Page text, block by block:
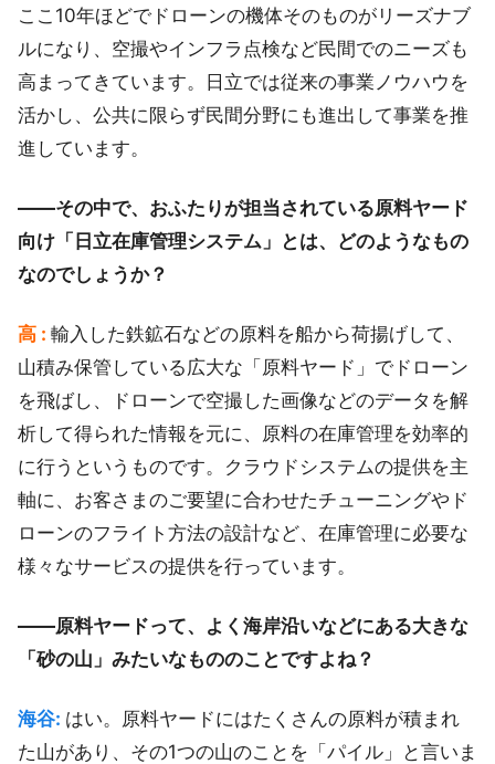
ここ10年ほどでドローンの機体そのものがリーズナブ
ルになり、空撮やインフラ点検など民間でのニーズも
高まってきています。日立では従来の事業ノウハウを
活かし、公共に限らず民間分野にも進出して事業を推
進しています。
――その中で、おふたりが担当されている原料ヤード
向け「日立在庫管理システム」とは、どのようなもの
なのでしょうか？
高 : 輸入した鉄鉱石などの原料を船から荷揚げして、
山積み保管している広大な「原料ヤード」でドローン
を飛ばし、ドローンで空撮した画像などのデータを解
析して得られた情報を元に、原料の在庫管理を効率的
に行うというものです。クラウドシステムの提供を主
軸に、お客さまのご要望に合わせたチューニングやド
ローンのフライト方法の設計など、在庫管理に必要な
様々なサービスの提供を行っています。
――原料ヤードって、よく海岸沿いなどにある大きな
「砂の山」みたいなもののことですよね？
海谷: はい。原料ヤードにはたくさんの原料が積まれ
た山があり、その1つの山のことを「パイル」と言いま